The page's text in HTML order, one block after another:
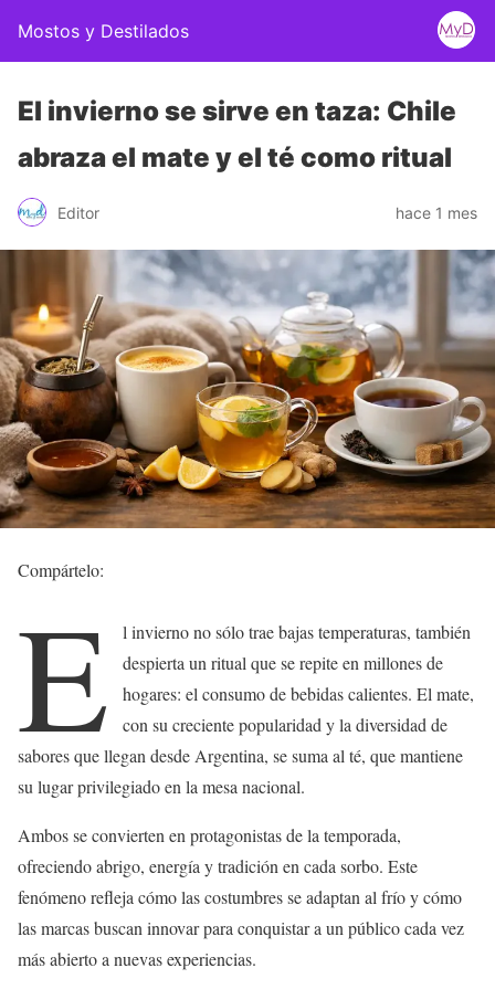
Mostos y Destilados
El invierno se sirve en taza: Chile
abraza el mate y el té como ritual
Editor hace 1 mes
Compártelo:
E
l invierno no sólo trae bajas temperaturas, también
despierta un ritual que se repite en millones de
hogares: el consumo de bebidas calientes. El mate,
con su creciente popularidad y la diversidad de
sabores que llegan desde Argentina, se suma al té, que mantiene
su lugar privilegiado en la mesa nacional.
Ambos se convierten en protagonistas de la temporada,
ofreciendo abrigo, energía y tradición en cada sorbo. Este
fenómeno refleja cómo las costumbres se adaptan al frío y cómo
las marcas buscan innovar para conquistar a un público cada vez
más abierto a nuevas experiencias.